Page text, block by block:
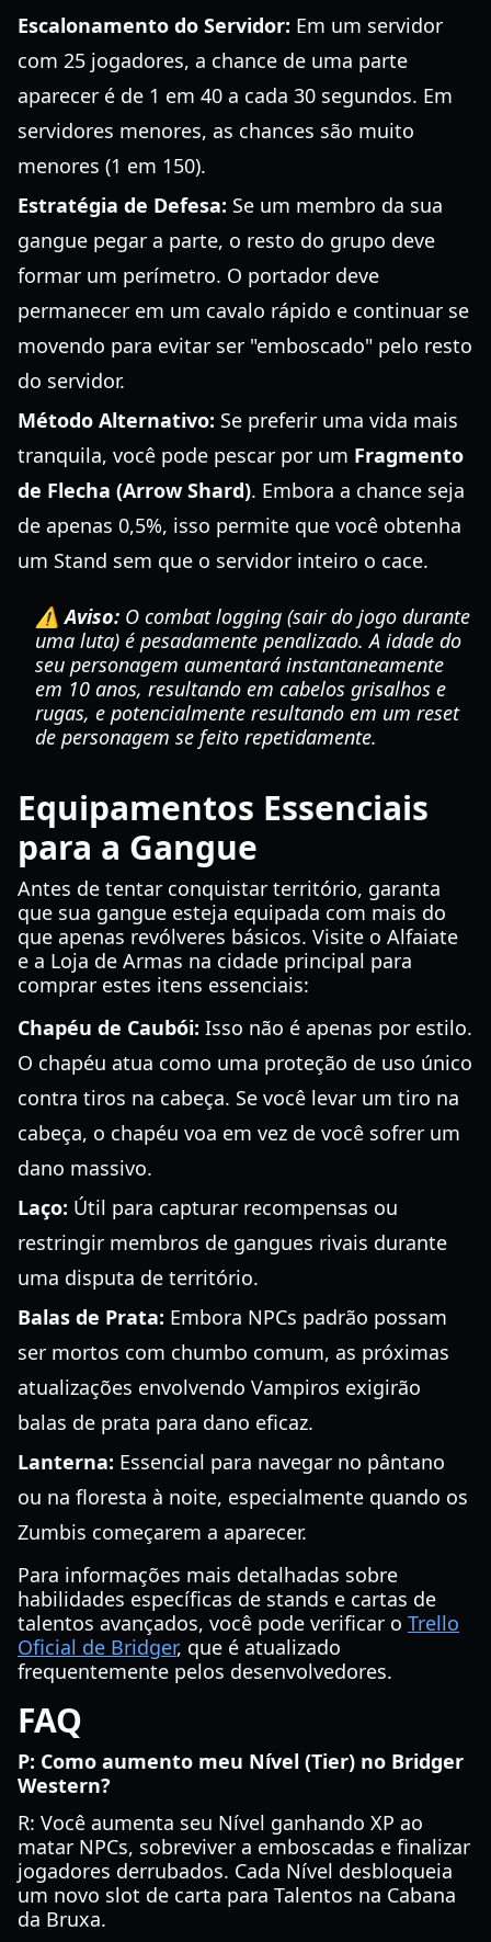
Escalonamento do Servidor: Em um servidor
com 25 jogadores, a chance de uma parte
aparecer é de 1 em 40 a cada 30 segundos. Em
servidores menores, as chances são muito
menores (1 em 150).
Estratégia de Defesa: Se um membro da sua
gangue pegar a parte, o resto do grupo deve
formar um perímetro. O portador deve
permanecer em um cavalo rápido e continuar se
movendo para evitar ser "emboscado" pelo resto
do servidor.
Método Alternativo: Se preferir uma vida mais
tranquila, você pode pescar por um Fragmento
de Flecha (Arrow Shard). Embora a chance seja
de apenas 0,5%, isso permite que você obtenha
um Stand sem que o servidor inteiro o cace.
⚠️ Aviso: O combat logging (sair do jogo durante
uma luta) é pesadamente penalizado. A idade do
seu personagem aumentará instantaneamente
em 10 anos, resultando em cabelos grisalhos e
rugas, e potencialmente resultando em um reset
de personagem se feito repetidamente.
Equipamentos Essenciais
para a Gangue
Antes de tentar conquistar território, garanta
que sua gangue esteja equipada com mais do
que apenas revólveres básicos. Visite o Alfaiate
e a Loja de Armas na cidade principal para
comprar estes itens essenciais:
Chapéu de Caubói: Isso não é apenas por estilo.
O chapéu atua como uma proteção de uso único
contra tiros na cabeça. Se você levar um tiro na
cabeça, o chapéu voa em vez de você sofrer um
dano massivo.
Laço: Útil para capturar recompensas ou
restringir membros de gangues rivais durante
uma disputa de território.
Balas de Prata: Embora NPCs padrão possam
ser mortos com chumbo comum, as próximas
atualizações envolvendo Vampiros exigirão
balas de prata para dano eficaz.
Lanterna: Essencial para navegar no pântano
ou na floresta à noite, especialmente quando os
Zumbis começarem a aparecer.
Para informações mais detalhadas sobre
habilidades específicas de stands e cartas de
talentos avançados, você pode verificar o Trello
Oficial de Bridger, que é atualizado
frequentemente pelos desenvolvedores.
FAQ
P: Como aumento meu Nível (Tier) no Bridger
Western?
R: Você aumenta seu Nível ganhando XP ao
matar NPCs, sobreviver a emboscadas e finalizar
jogadores derrubados. Cada Nível desbloqueia
um novo slot de carta para Talentos na Cabana
da Bruxa.